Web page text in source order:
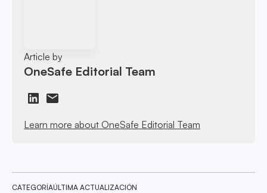
Article by
OneSafe Editorial Team
Learn more about OneSafe Editorial Team
CATEGORÍAÚLTIMA ACTUALIZACIÓN